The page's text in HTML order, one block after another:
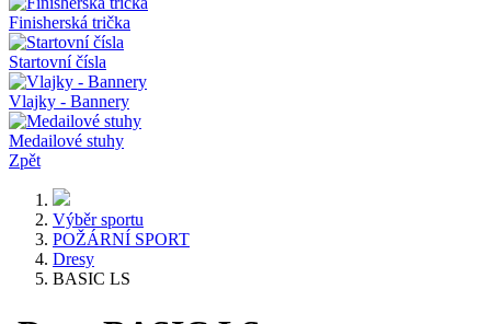
Finisherská trička
Startovní čísla
Vlajky - Bannery
Medailové stuhy
Zpět
Výběr sportu
POŽÁRNÍ SPORT
Dresy
BASIC LS